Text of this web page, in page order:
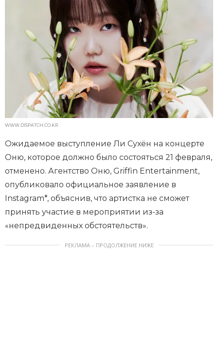
WWW.DISPATCH.CO.KR
Ожидаемое выступление Ли Сухён на концерте
Оню, которое должно было состояться 21 февраля,
отменено. Агентство Оню, Griffin Entertainment,
опубликовало официальное заявление в
Instagram*, объяснив, что артистка не сможет
принять участие в мероприятии из-за
«непредвиденных обстоятельств».
РЕКЛАМА – ПРОДОЛЖЕНИЕ НИЖЕ